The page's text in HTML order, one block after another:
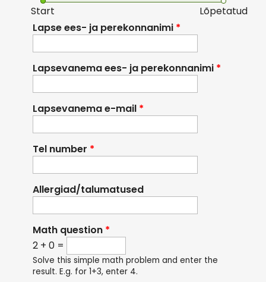
Start
Lõpetatud
Lapse ees- ja perekonnanimi *
Lapsevanema ees- ja perekonnanimi *
Lapsevanema e-mail *
Tel number *
Allergiad/talumatused
Math question *
2 + 0 =
Solve this simple math problem and enter the
result. E.g. for 1+3, enter 4.